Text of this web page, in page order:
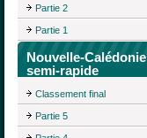
Partie 2
Partie 1
Nouvelle-
semi-rapide
Classement final
Partie 5